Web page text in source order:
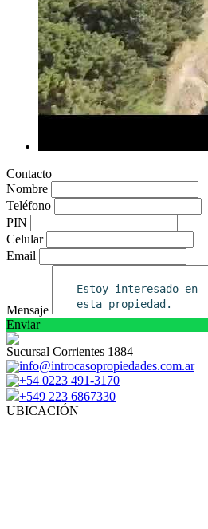
Contacto
Nombre
Teléfono
PIN
Celular
Email
Mensaje
Enviar
Sucursal Corrientes 1884
info@introcasopropiedades.com.ar
+54 0223 491-3170
+549 223 6867330
UBICACIÓN